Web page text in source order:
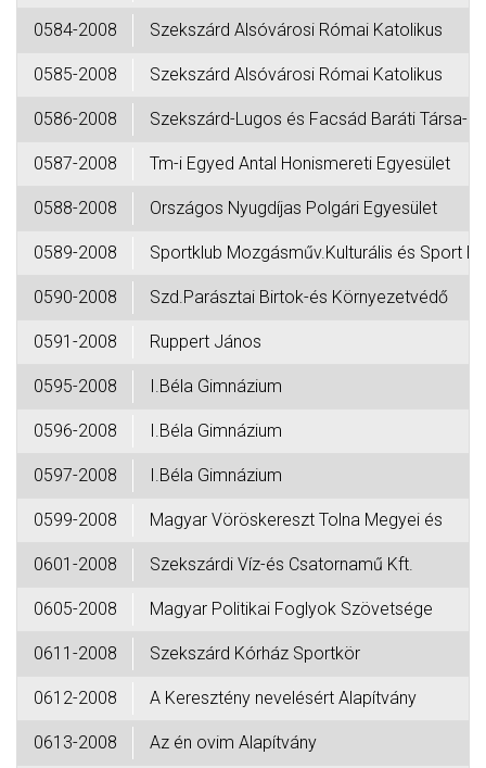
0584-2008 Szekszárd Alsóvárosi Római Katolikus
0585-2008 Szekszárd Alsóvárosi Római Katolikus
0586-2008 Szekszárd-Lugos és Facsád Baráti Társa-
0587-2008 Tm-i Egyed Antal Honismereti Egyesület
0588-2008 Országos Nyugdíjas Polgári Egyesület
0589-2008 Sportklub Mozgásműv.Kulturális és Sport
0590-2008 Szd.Parásztai Birtok-és Környezetvédő
0591-2008 Ruppert János
0595-2008 I.Béla Gimnázium
0596-2008 I.Béla Gimnázium
0597-2008 I.Béla Gimnázium
0599-2008 Magyar Vöröskereszt Tolna Megyei és
0601-2008 Szekszárdi Víz-és Csatornamű Kft.
0605-2008 Magyar Politikai Foglyok Szövetsége
0611-2008 Szekszárd Kórház Sportkör
0612-2008 A Keresztény nevelésért Alapítvány
0613-2008 Az én ovim Alapítvány